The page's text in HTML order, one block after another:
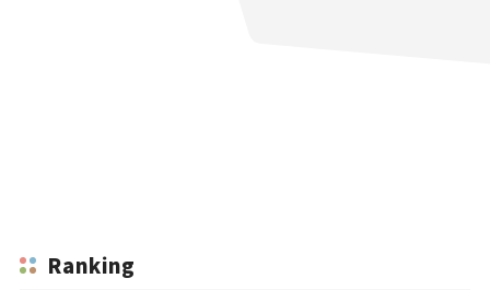
Ranking